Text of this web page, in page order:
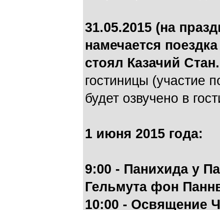
31.05.2015 (на
намечается
стоял Казачий
гостиницы (участие
будет озвучено в
1 июня 2015 года:
9:00 - Панихида у
Гельмута фон
10:00 - Освящение